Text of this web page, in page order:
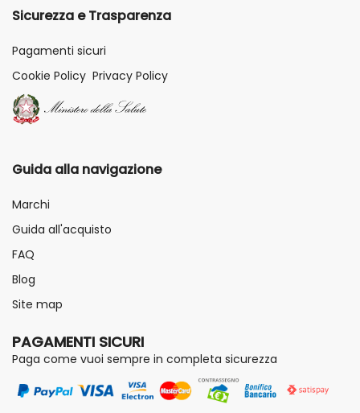
Sicurezza e Trasparenza
Pagamenti sicuri
Cookie Policy Privacy Policy
Guida alla navigazione
Marchi
Guida all'acquisto
FAQ
Blog
Site map
PAGAMENTI SICURI
Paga come vuoi sempre in completa sicurezza